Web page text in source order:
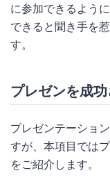
に参加できるよう
できると聞き手を
す。
プレゼンを成
プレゼンテーショ
すが、本項目では
をご紹介します。